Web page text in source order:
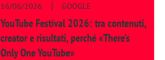
16/06/2026 GOOGLE
YouTube Festival 2026: tra contenuti,
creator e risultati, perché «There’s
Only One YouTube»